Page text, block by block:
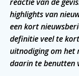
highlights van
een kort
definitie veel te
uitnodiging om het
daarin te benutten